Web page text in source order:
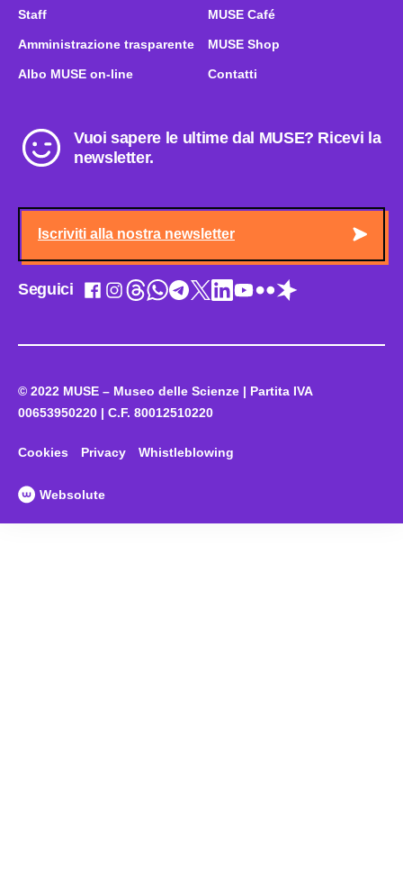
Staff
Amministrazione trasparente
Albo MUSE on-line
MUSE Café
MUSE Shop
Contatti
Vuoi sapere le ultime dal MUSE? Ricevi la
newsletter.
Iscriviti alla nostra newsletter
Seguici
© 2022 MUSE – Museo delle Scienze | Partita IVA
00653950220 | C.F. 80012510220
Cookies Privacy Whistleblowing
Websolute